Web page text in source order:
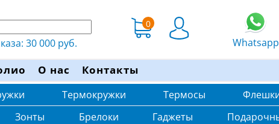
30 000 руб.
0
Whatsapp
О нас Контакты
Термокружки Термосы
Зонты Брелоки Гаджеты